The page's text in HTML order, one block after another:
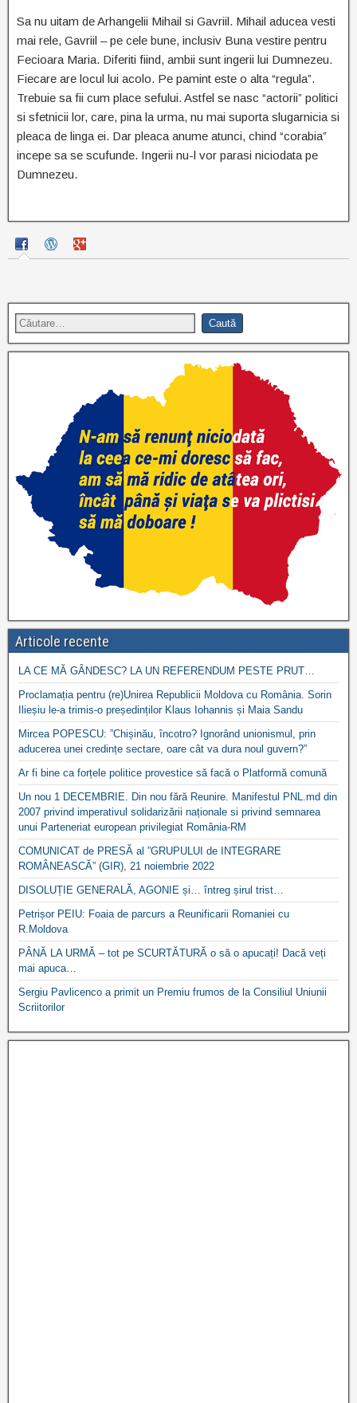
Sa nu uitam de Arhangelii Mihail si Gavriil. Mihail aducea vesti
mai rele, Gavriil – pe cele bune, inclusiv Buna vestire pentru
Fecioara Maria. Diferiti fiind, ambii sunt ingerii lui Dumnezeu.
Fiecare are locul lui acolo. Pe pamint este o alta “regula”.
Trebuie sa fii cum place sefului. Astfel se nasc “actorii” politici
si sfetnicii lor, care, pina la urma, nu mai suporta slugarnicia si
pleaca de linga ei. Dar pleaca anume atunci, chind “corabia”
incepe sa se scufunde. Ingerii nu-l vor parasi niciodata pe
Dumnezeu.
Articole recente
LA CE MĂ GÂNDESC? LA UN REFERENDUM PESTE PRUT…
Proclamația pentru (re)Unirea Republicii Moldova cu România. Sorin
Ilieșiu le-a trimis-o președinților Klaus Iohannis și Maia Sandu
Mircea POPESCU: ”Chișinău, încotro? Ignorând unionismul, prin
aducerea unei credințe sectare, oare cât va dura noul guvern?”
Ar fi bine ca forțele politice provestice să facă o Platformă comună
Un nou 1 DECEMBRIE. Din nou fără Reunire. Manifestul PNL.md din
2007 privind imperativul solidarizării naționale si privind semnarea
unui Parteneriat european privilegiat România-RM
COMUNICAT de PRESĂ al ”GRUPULUI de INTEGRARE
ROMÂNEASCĂ” (GIR), 21 noiembrie 2022
DISOLUȚIE GENERALĂ, AGONIE și… întreg șirul trist…
Petrișor PEIU: Foaia de parcurs a Reunificarii Romaniei cu
R.Moldova
PÂNĂ LA URMĂ – tot pe SCURTĂTURĂ o să o apucați! Dacă veți
mai apuca…
Sergiu Pavlicenco a primit un Premiu frumos de la Consiliul Uniunii
Scriitorilor